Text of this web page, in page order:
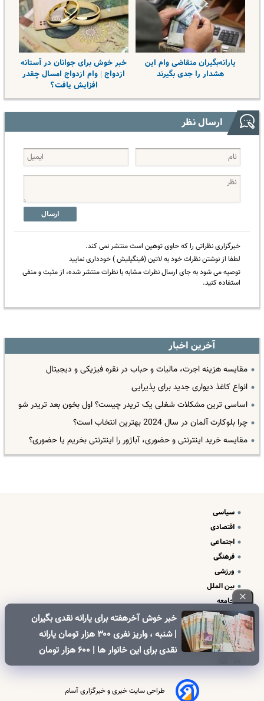
یارانه‌بگیران متقاضی وام این
هشدار را جدی بگیرند
خبر خوش برای جوانان در آستانه
ازدواج | وام ازدواج امسال چقدر
افزایش یافت؟
ارسال نظر
ارسال
خبرگزاری نظراتی را که حاوی توهین است منتشر نمی کند.
لطفا از نوشتن نظرات خود به لاتین (فینگیلیش ) خودداری نمایید
توصیه می شود به جای ارسال نظرات مشابه با نظرات منتشر شده، از مثبت و منفی
استفاده کنید.
آخرین اخبار
مقایسه هزینه اجرت، مالیات و حباب در نقره فیزیکی و دیجیتال
انواع کاغذ دیواری جدید برای پذیرایی
اساسی ترین مشکلات شغلی یک تریدر چیست؟ اول بخون بعد تریدر شو
چرا بلوکارت آلمان در سال 2024 بهترین انتخاب است؟
مقایسه خرید اینترنتی و حضوری، آباژور را اینترنتی بخریم یا حضوری؟
خبر خوش آخرهفته برای یارانه نقدی بگیران
| شنبه ، واریز نفری ۳۰۰ هزار تومان یارانه
نقدی برای این خانوار ها | ۶۰۰ هزار تومان
کالابرگ برای خانوارهای دارای فرزند
سیاسی
اقتصادی
اجتماعی
فرهنگی
ورزشی
بین الملل
جامعه
علم و فناوری
درباره ما
تبلیغات و تماس با ما
طراحی سایت خبری و خبرگزاری آسام